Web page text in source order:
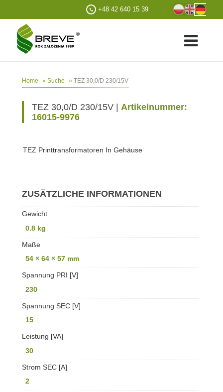
+48 42 640 15 39
Home » Suche » TEZ 30,0/D 230/15V
TEZ 30,0/D 230/15V | Artikelnummer:
16015-9976
TEZ Printtransformatoren In Gehäuse
ZUSÄTZLICHE INFORMATIONEN
Gewicht
0.8 kg
Maße
54 × 64 × 57 mm
Spannung PRI [V]
230
Spannung SEC [V]
15
Leistung [VA]
30
Strom SEC [A]
2